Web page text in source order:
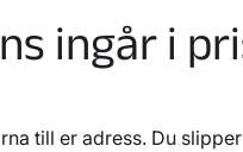
ingår i
till er adress. Du